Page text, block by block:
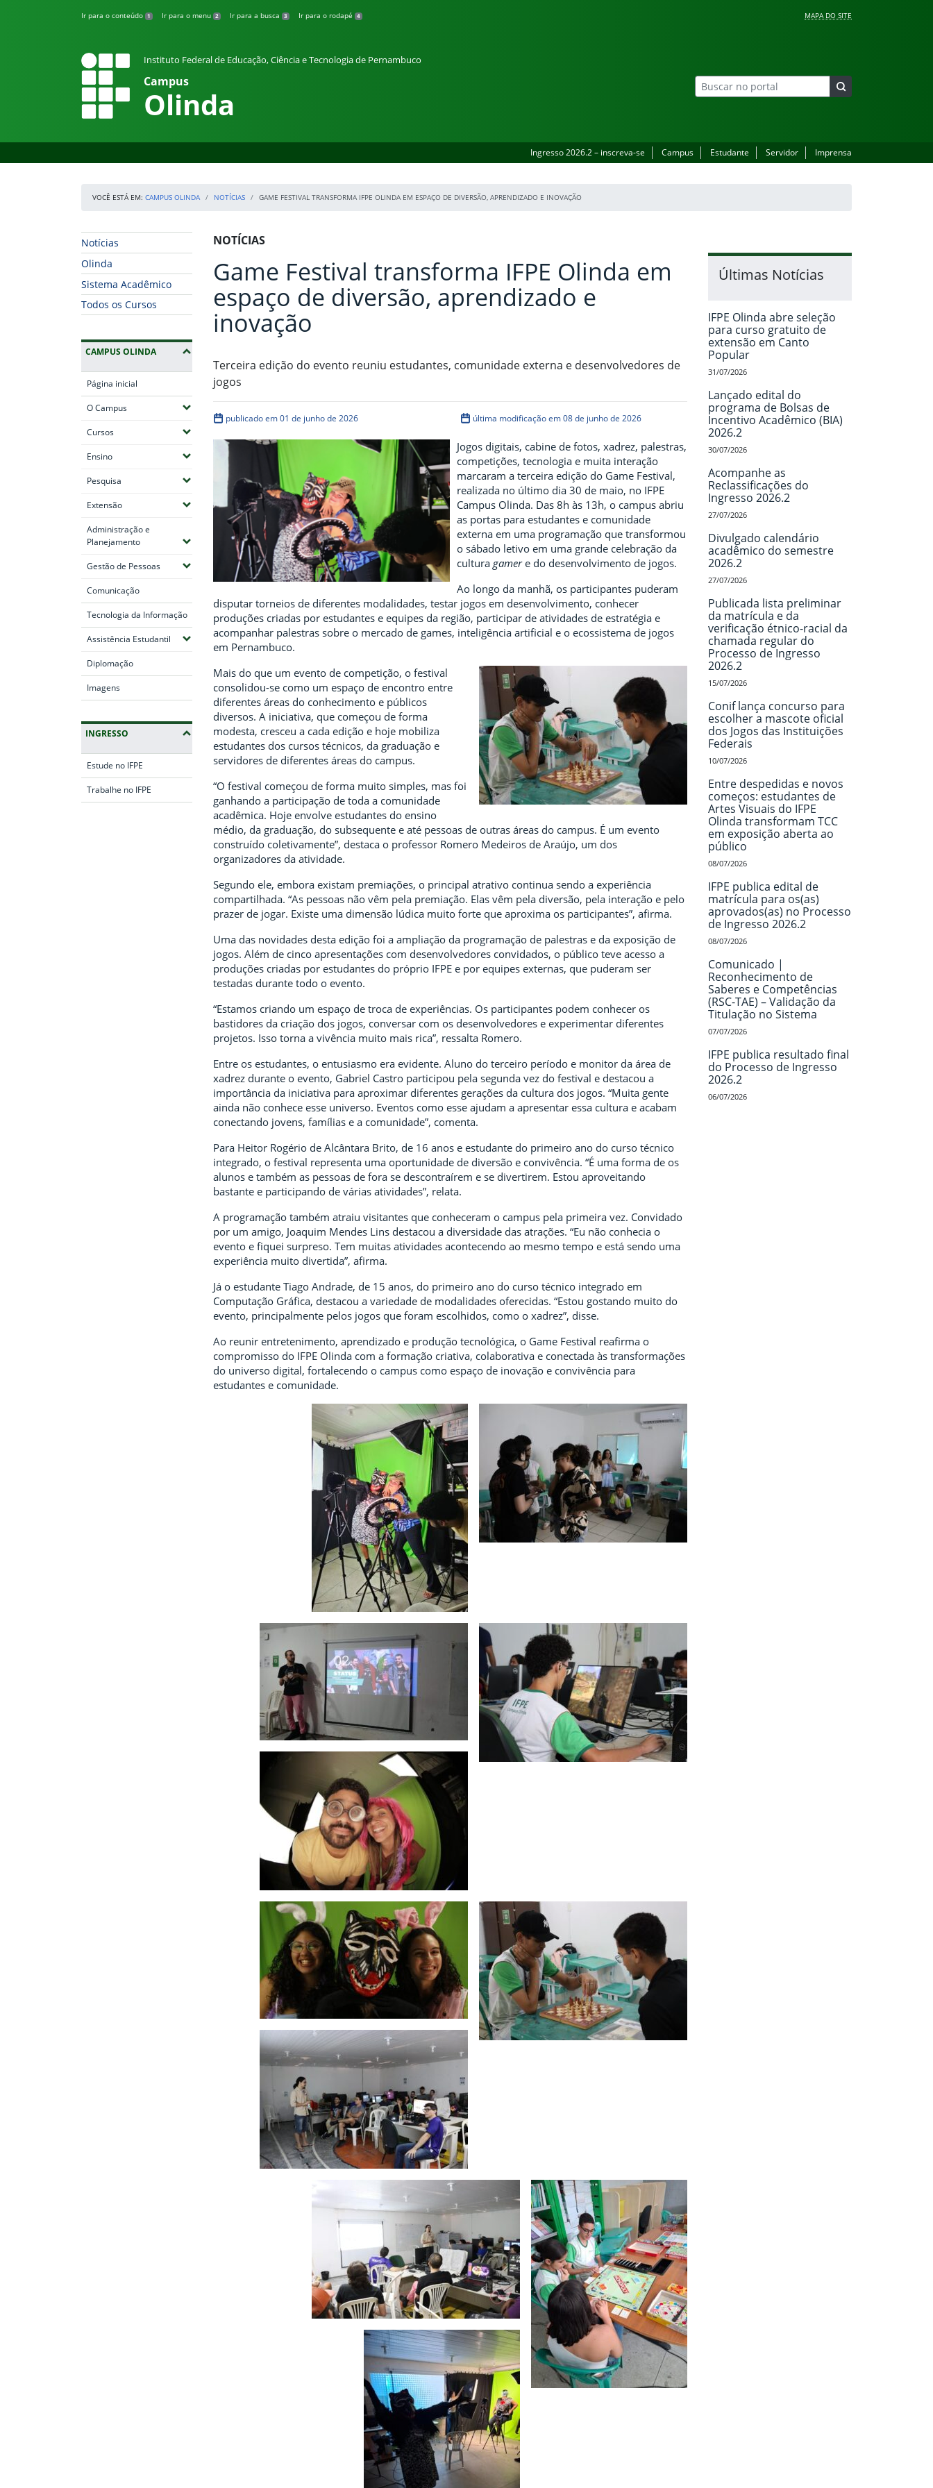
Ir para o conteúdo 1 Ir para o menu 2 Ir para a busca 3 Ir para o rodapé 4 MAPA DO SITE
Instituto Federal de Educação, Ciência e Tecnologia de Pernambuco
Campus
Olinda
Ingresso 2026.2 – inscreva-se Campus Estudante Servidor Imprensa
VOCÊ ESTÁ EM: CAMPUS OLINDA NOTÍCIAS GAME FESTIVAL TRANSFORMA IFPE OLINDA EM ESPAÇO DE DIVERSÃO, APRENDIZADO E INOVAÇÃO
Início da navegação
Notícias
Olinda
Sistema Acadêmico
Todos os Cursos
CAMPUS OLINDA
Página inicial
O Campus(Expandir submenus)
Cursos(Expandir submenus)
Ensino(Expandir submenus)
Pesquisa (Expandir submenus)
Extensão(Expandir submenus)
Administração e
Planejamento(Expandir submenus)
Gestão de Pessoas(Expandir submenus)
Comunicação
Tecnologia da Informação
Assistência Estudantil (Expandir submenus)
Diplomação
Imagens
INGRESSO
Estude no IFPE
Trabalhe no IFPE
Início do conteúdo
NOTÍCIAS
Game Festival transforma IFPE Olinda em
espaço de diversão, aprendizado e
inovação
Terceira edição do evento reuniu estudantes, comunidade externa e desenvolvedores de
jogos
publicado em 01 de junho de 2026 última modificação em 08 de junho de 2026
Jogos digitais, cabine de fotos, xadrez, palestras,
competições, tecnologia e muita interação
marcaram a terceira edição do Game Festival,
realizada no último dia 30 de maio, no IFPE
Campus Olinda. Das 8h às 13h, o campus abriu
as portas para estudantes e comunidade
externa em uma programação que transformou
o sábado letivo em uma grande celebração da
culturagamere do desenvolvimento de jogos.
Ao longo da manhã, os participantes puderam
disputar torneios de diferentes modalidades, testar jogos em desenvolvimento, conhecer
produções criadas por estudantes e equipes da região, participar de atividades de estratégia e
acompanhar palestras sobre o mercado de games, inteligência artificial e o ecossistema de jogos
em Pernambuco.
Mais do que um evento de competição, o festival
consolidou-se como um espaço de encontro entre
diferentes áreas do conhecimento e públicos
diversos. A iniciativa, que começou de forma
modesta, cresceu a cada edição e hoje mobiliza
estudantes dos cursos técnicos, da graduação e
servidores de diferentes áreas do campus.
“O festival começou de forma muito simples, mas foi
ganhando a participação de toda a comunidade
acadêmica. Hoje envolve estudantes do ensino
médio, da graduação, do subsequente e até pessoas de outras áreas do campus. É um evento
construído coletivamente”, destaca o professor Romero Medeiros de Araújo, um dos
organizadores da atividade.
Segundo ele, embora existam premiações, o principal atrativo continua sendo a experiência
compartilhada. “As pessoas não vêm pela premiação. Elas vêm pela diversão, pela interação e pelo
prazer de jogar. Existe uma dimensão lúdica muito forte que aproxima os participantes”, afirma.
Uma das novidades desta edição foi a ampliação da programação de palestras e da exposição de
jogos. Além de cinco apresentações com desenvolvedores convidados, o público teve acesso a
produções criadas por estudantes do próprio IFPE e por equipes externas, que puderam ser
testadas durante todo o evento.
“Estamos criando um espaço de troca de experiências. Os participantes podem conhecer os
bastidores da criação dos jogos, conversar com os desenvolvedores e experimentar diferentes
projetos. Isso torna a vivência muito mais rica”, ressalta Romero.
Entre os estudantes, o entusiasmo era evidente. Aluno do terceiro período e monitor da área de
xadrez durante o evento, Gabriel Castro participou pela segunda vez do festival e destacou a
importância da iniciativa para aproximar diferentes gerações da cultura dos jogos. “Muita gente
ainda não conhece esse universo. Eventos como esse ajudam a apresentar essa cultura e acabam
conectando jovens, famílias e a comunidade”, comenta.
Para Heitor Rogério de Alcântara Brito, de 16 anos e estudante do primeiro ano do curso técnico
integrado, o festival representa uma oportunidade de diversão e convivência. “É uma forma de os
alunos e também as pessoas de fora se descontraírem e se divertirem. Estou aproveitando
bastante e participando de várias atividades”, relata.
A programação também atraiu visitantes que conheceram o campus pela primeira vez. Convidado
por um amigo, Joaquim Mendes Lins destacou a diversidade das atrações. “Eu não conhecia o
evento e fiquei surpreso. Tem muitas atividades acontecendo ao mesmo tempo e está sendo uma
experiência muito divertida”, afirma.
Já o estudante Tiago Andrade, de 15 anos, do primeiro ano do curso técnico integrado em
Computação Gráfica, destacou a variedade de modalidades oferecidas. “Estou gostando muito do
evento, principalmente pelos jogos que foram escolhidos, como o xadrez”, disse.
Ao reunir entretenimento, aprendizado e produção tecnológica, o Game Festival reafirma o
compromisso do IFPE Olinda com a formação criativa, colaborativa e conectada às transformações
do universo digital, fortalecendo o campus como espaço de inovação e convivência para
estudantes e comunidade.
Últimas Notícias
IFPE Olinda abre seleção
para curso gratuito de
extensão em Canto
Popular
31/07/2026
Lançado edital do
programa de Bolsas de
Incentivo Acadêmico (BIA)
2026.2
30/07/2026
Acompanhe as
Reclassificações do
Ingresso 2026.2
27/07/2026
Divulgado calendário
acadêmico do semestre
2026.2
27/07/2026
Publicada lista preliminar
da matrícula e da
verificação étnico-racial da
chamada regular do
Processo de Ingresso
2026.2
15/07/2026
Conif lança concurso para
escolher a mascote oficial
dos Jogos das Instituições
Federais
10/07/2026
Entre despedidas e novos
começos: estudantes de
Artes Visuais do IFPE
Olinda transformam TCC
em exposição aberta ao
público
08/07/2026
IFPE publica edital de
matrícula para os(as)
aprovados(as) no Processo
de Ingresso 2026.2
08/07/2026
Comunicado |
Reconhecimento de
Saberes e Competências
(RSC-TAE) – Validação da
Titulação no Sistema
07/07/2026
IFPE publica resultado final
do Processo de Ingresso
2026.2
06/07/2026